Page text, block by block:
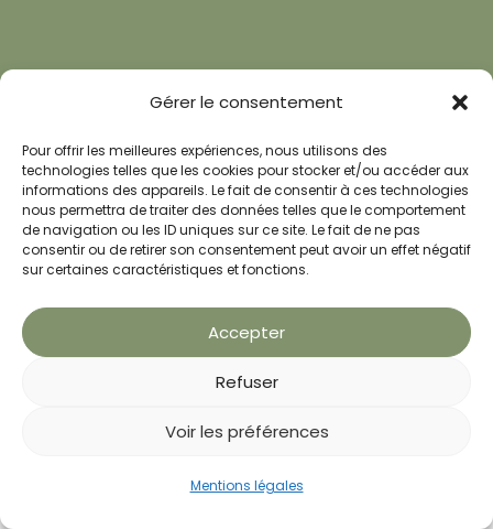
Gérer le consentement
Pour offrir les meilleures expériences, nous utilisons des
technologies telles que les cookies pour stocker et/ou accéder aux
informations des appareils. Le fait de consentir à ces technologies
nous permettra de traiter des données telles que le comportement
de navigation ou les ID uniques sur ce site. Le fait de ne pas
consentir ou de retirer son consentement peut avoir un effet négatif
sur certaines caractéristiques et fonctions.
Accepter
Refuser
Voir les préférences
Mentions légales
Prendre RDV